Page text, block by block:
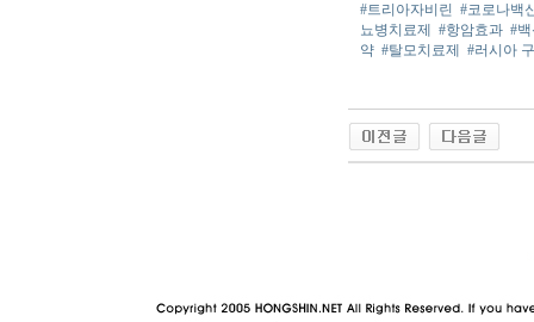
#트리아자비린 #코로나백
뇨병치료제
#항암효과 #
약 #탈모치료제 #러시아